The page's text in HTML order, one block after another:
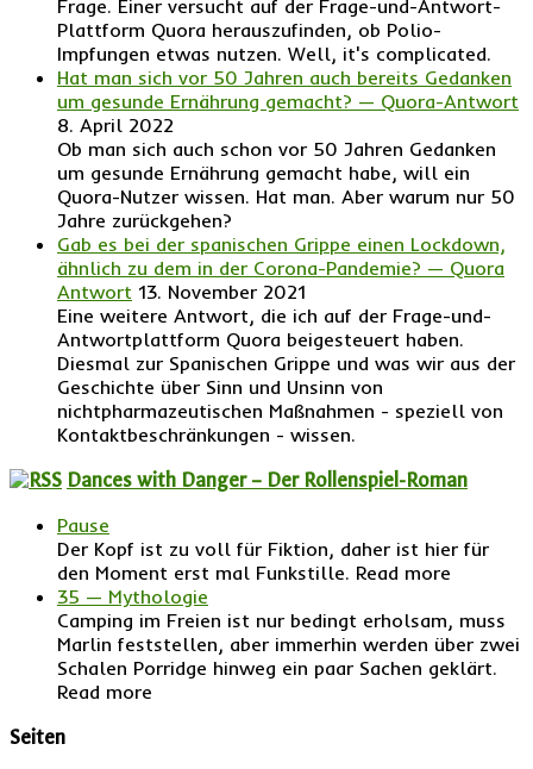
Frage. Einer versucht auf der Frage-und-Antwort-
Plattform Quora herauszufinden, ob Polio-
Impfungen etwas nutzen. Well, it's complicated.
Hat man sich vor 50 Jahren auch bereits Gedanken
um gesunde Ernährung gemacht? — Quora-Antwort
8. April 2022
Ob man sich auch schon vor 50 Jahren Gedanken
um gesunde Ernährung gemacht habe, will ein
Quora-Nutzer wissen. Hat man. Aber warum nur 50
Jahre zurückgehen?
Gab es bei der spanischen Grippe einen Lockdown,
ähnlich zu dem in der Corona-Pandemie? — Quora
Antwort 13. November 2021
Eine weitere Antwort, die ich auf der Frage-und-
Antwortplattform Quora beigesteuert haben.
Diesmal zur Spanischen Grippe und was wir aus der
Geschichte über Sinn und Unsinn von
nichtpharmazeutischen Maßnahmen - speziell von
Kontaktbeschränkungen - wissen.
Dances with Danger – Der Rollenspiel-Roman
Pause
Der Kopf ist zu voll für Fiktion, daher ist hier für
den Moment erst mal Funkstille. Read more
35 — Mythologie
Camping im Freien ist nur bedingt erholsam, muss
Marlin feststellen, aber immerhin werden über zwei
Schalen Porridge hinweg ein paar Sachen geklärt.
Read more
Seiten